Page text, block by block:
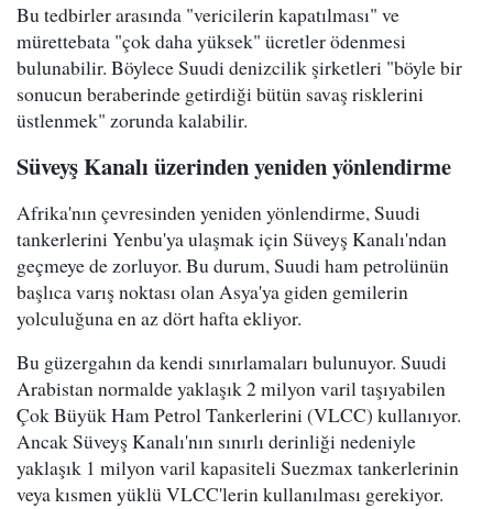
Bu tedbirler arasında "vericilerin kapatılması" ve
mürettebata "çok daha yüksek" ücretler ödenmesi
bulunabilir. Böylece Suudi denizcilik şirketleri "böyle bir
sonucun beraberinde getirdiği bütün savaş risklerini
üstlenmek" zorunda kalabilir.
Süveyş Kanalı üzerinden yeniden yönlendirme
Afrika'nın çevresinden yeniden yönlendirme, Suudi
tankerlerini Yenbu'ya ulaşmak için Süveyş Kanalı'ndan
geçmeye de zorluyor. Bu durum, Suudi ham petrolünün
başlıca varış noktası olan Asya'ya giden gemilerin
yolculuğuna en az dört hafta ekliyor.
Bu güzergahın da kendi sınırlamaları bulunuyor. Suudi
Arabistan normalde yaklaşık 2 milyon varil taşıyabilen
Çok Büyük Ham Petrol Tankerlerini (VLCC) kullanıyor.
Ancak Süveyş Kanalı'nın sınırlı derinliği nedeniyle
yaklaşık 1 milyon varil kapasiteli Suezmax tankerlerinin
veya kısmen yüklü VLCC'lerin kullanılması gerekiyor.